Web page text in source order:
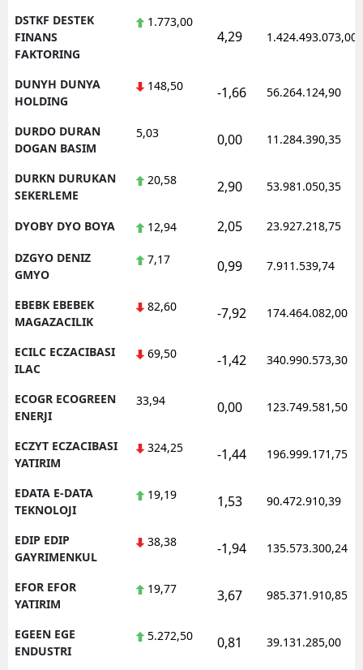
DSTKF DESTEK
FINANS
FAKTORING
1.773,00
4,29 1.424.493.073,00
DUNYH DUNYA
HOLDING
148,50 -1,66 56.264.124,90
DURDO DURAN
DOGAN BASIM
5,03 0,00 11.284.390,35
DURKN DURUKAN
SEKERLEME
20,58 2,90 53.981.050,35
DYOBY DYO BOYA 12,94 2,05 23.927.218,75
DZGYO DENIZ
GMYO
7,17 0,99 7.911.539,74
EBEBK EBEBEK
MAGAZACILIK
82,60 -7,92 174.464.082,00
ECILC ECZACIBASI
ILAC
69,50 -1,42 340.990.573,30
ECOGR ECOGREEN
ENERJI
33,94 0,00 123.749.581,50
ECZYT ECZACIBASI
YATIRIM
324,25 -1,44 196.999.171,75
EDATA E-DATA
TEKNOLOJI
19,19 1,53 90.472.910,39
EDIP EDIP
GAYRIMENKUL
38,38 -1,94 135.573.300,24
EFOR EFOR
YATIRIM
19,77 3,67 985.371.910,85
EGEEN EGE
ENDUSTRI
5.272,50 0,81 39.131.285,00